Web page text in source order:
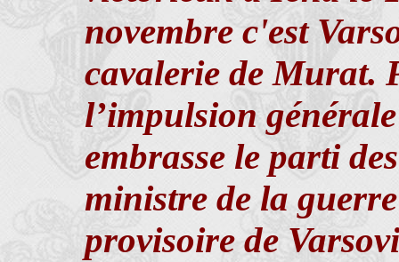
novembre c'est
cavalerie de Murat.
l’impulsion
embrasse le parti
ministre de la
provisoire de